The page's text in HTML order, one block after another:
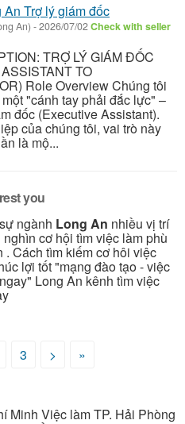
Trợ lý giám đốc
An) -2026/07/02Check with seller
TRỢ LÝ GIÁM ĐỐC
TO
Role Overview Chúng tôi
"cánh tay phải đắc lực" –
đốc (Executive Assistant).
của chúng tôi, vai trò này
là mộ...
you
ngành Long An nhiều vị trí
cơ hội tìm việc làm phù
Cách tìm kiếm cơ hôi việc
lợi tốt "mạng đào tạo - việc
Long An kênh tìm việc
3 > »
Minh Việc làm TP. Hải Phòng